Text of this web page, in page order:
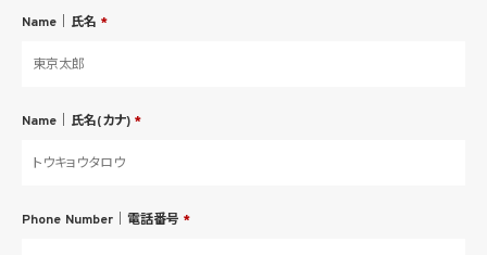
Name｜氏名 *
Name｜氏名(カナ) *
Phone Number｜電話番号 *